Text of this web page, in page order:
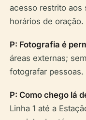
acesso restrito aos
horários de oração.
P: Fotografia é
áreas externas;
fotografar pessoas.
P: Como chego lá
Linha 1 até a